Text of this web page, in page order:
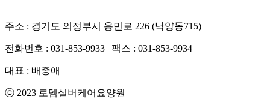
주소 : 경기도 의정부시 용민로 226 (낙양동715)
전화번호 : 031-853-9933 | 팩스 : 031-853-9934
대표 : 배종애
ⓒ 2023 로뎀실버케어요양원